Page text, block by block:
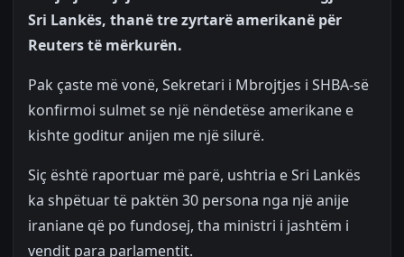
Sri Lankës, thanë tre zyrtarë amerikanë për
Reuters të mërkurën.
Pak çaste më vonë, Sekretari i Mbrojtjes i SHBA-së
konfirmoi sulmet se një nëndetëse amerikane e
kishte goditur anijen me një silurë.
Siç është raportuar më parë, ushtria e Sri Lankës
ka shpëtuar të paktën 30 persona nga një anije
iraniane që po fundosej, tha ministri i jashtëm i
vendit para parlamentit.